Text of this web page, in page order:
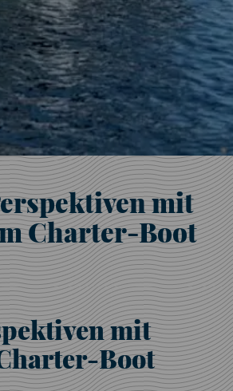
mit
Charter-Boot
mit
Boot